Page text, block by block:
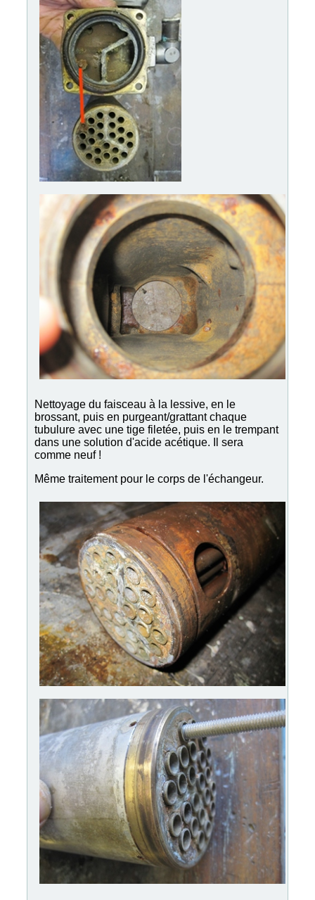
Nettoyage du faisceau à la lessive, en le
brossant, puis en purgeant/grattant chaque
tubulure avec une tige filetée, puis en le trempant
dans une solution d'acide acétique. Il sera
comme neuf !
Même traitement pour le corps de l'échangeur.